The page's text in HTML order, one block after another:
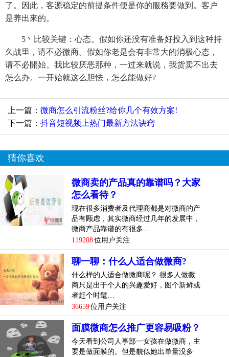
了。因此，客源稳定的前提条件便是你的服務要做到。客户
是养出來的。
5丶比较关键：心态。假如你还没有准备好投入到这种持
久战里，请不必微商。假如你老是会有非常大的消极心态，
请不必開始。我比较厌恶那种，一过来就说，我货卖不出去
怎么办。一开始就这么胆怯，怎么能做好?
上一篇： 微商怎么引流粉丝?给你几个有效方案!
下一篇： 抖音短视频上热门最新方法诀窍
猜你喜欢
微商卖的产品真的靠谱吗？大家
怎么看待？
现在很多消费者及代理商都是对微商的产
品有顾虑，其实微商经过几年的发展中，
微商产品靠谱的有很多…
119208位用户关注
聊一聊：什么人适合做微商?
什么样的人适合做微商呢？ 很多人做微
商只是出于个人的兴趣爱好，图个新鲜或
者赶个时髦…
36659位用户关注
面膜微商怎么推广更容易吸粉？
今天看到公司人事部一女孩在做微商，主
要是做面膜的。但是貌似她出单量没多